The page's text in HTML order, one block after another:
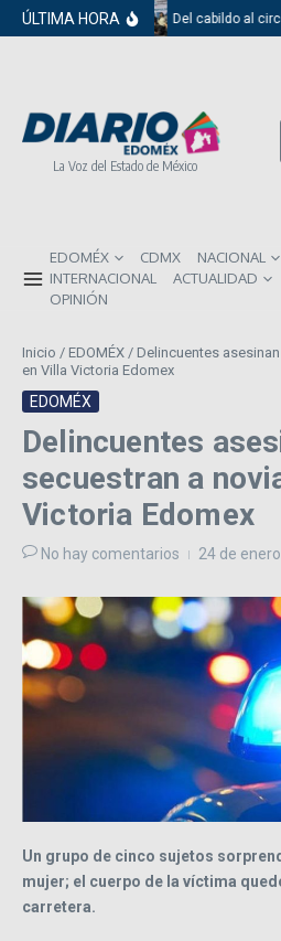
Saltar al contenido
ÚLTIMA HORA Del cabildo al
La Voz del Estado de México
EDOMÉX CDMX
NACIONAL
INTERNACIONAL
ACTUALIDAD
OPINIÓN
Inicio / EDOMÉX / Delincuentes
en Villa Victoria Edomex
EDOMÉX
Delincuentes
secuestran a
Victoria Edomex
No hay comentarios 24 de
Un grupo de cinco sujetos
mujer; el cuerpo de la víctima
carretera.